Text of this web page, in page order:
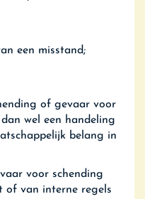
een misstand;
of gevaar voor
wel een handeling
belang in
voor schending
of van interne regels